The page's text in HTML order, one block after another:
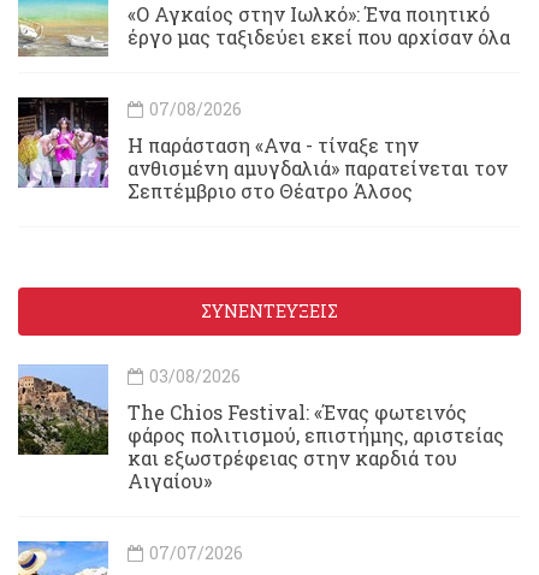
«Ο Αγκαίος στην Ιωλκό»: Ένα ποιητικό
έργο μας ταξιδεύει εκεί που αρχίσαν όλα
07/08/2026
Η παράσταση «Ανα - τίναξε την
ανθισμένη αμυγδαλιά» παρατείνεται τον
Σεπτέμβριο στο Θέατρο Άλσος
ΣΥΝΕΝΤΕΥΞΕΙΣ
03/08/2026
Τhe Chios Festival: «Ένας φωτεινός
φάρος πολιτισμού, επιστήμης, αριστείας
και εξωστρέφειας στην καρδιά του
Αιγαίου»
07/07/2026